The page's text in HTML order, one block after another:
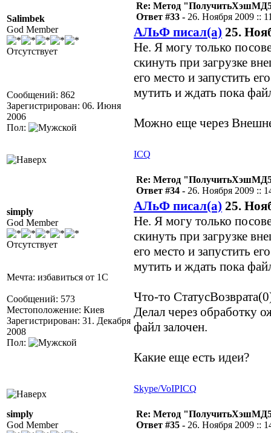
Salimbek
God Member
Отсутствует
Сообщений: 862
Зарегистрирован: 06. Июня
2006
Пол:
Re: Метод
Ответ #33 - 26. Ноября 2009 ::
АЛьФ писал(а) 25.
Не. Я могу только
скинуть при загрузке
его место и запустить
мутить и ждать пока
Можно еще через
ICQ
simply
God Member
Отсутствует
Мечта: избавиться от 1С
Сообщений: 573
Местоположение: Киев
Зарегистрирован: 31. Декабря
2008
Пол:
Re: Метод
Ответ #34 - 26. Ноября 2009 ::
АЛьФ писал(а) 25.
Не. Я могу только
скинуть при загрузке
его место и запустить
мутить и ждать пока
Что-то
Делал через обработку
файл залочен.
Какие еще есть идеи?
Skype/VoIPICQ
simply
God Member
Re: Метод
Ответ #35 - 26. Ноября 2009 ::